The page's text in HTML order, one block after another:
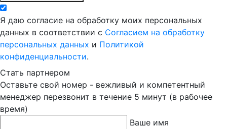
Я даю согласие на обработку моих персональных
данных в соответствии с Согласием на обработку
персональных данных и Политикой
конфиденциальности.
Стать партнером
Оставьте свой номер - вежливый и компетентный
менеджер перезвонит в течение 5 минут (в рабочее
время)
Ваше имя